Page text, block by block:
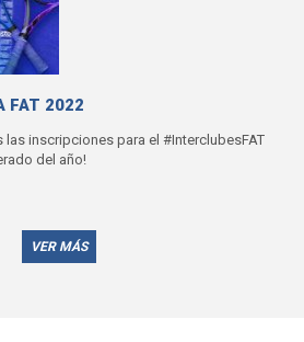
FAT 2022
las inscripciones para el #InterclubesFAT
del año!
VER MÁS